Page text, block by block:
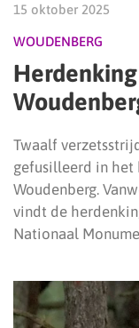
15 oktober 2025
WOUDENBERG
Twaalf
gefusilleerd in het
Woudenberg.
vindt de
Nationaal